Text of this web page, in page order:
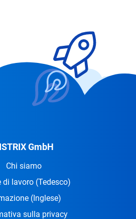
GmbH
Chi siamo
di lavoro (Tedesco)
(Inglese)
sulla privacy